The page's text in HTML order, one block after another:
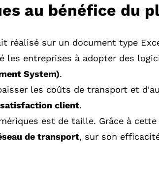
au bénéfice du
réalisé sur un document type
les entreprises à adopter des
System).
les coûts de transport et
satisfaction client.
est de taille. Grâce à
de transport, sur son